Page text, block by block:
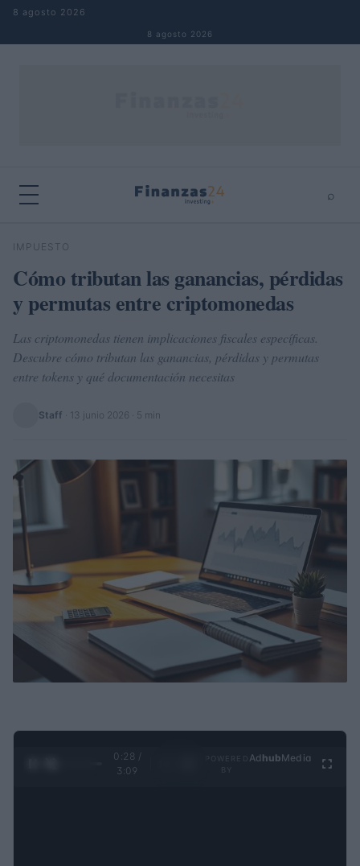
Saltar al contenido
8 agosto 2026
8 agosto 2026
⌕
Buscar
IMPUESTO
Cómo tributan las ganancias, pérdidas
y permutas entre criptomonedas
Las criptomonedas tienen implicaciones fiscales específicas.
Descubre cómo tributan las ganancias, pérdidas y permutas
entre tokens y qué documentación necesitas
Staff 13 junio 2026 · 5 min
0:29 /
3:09
Ad hubMedia